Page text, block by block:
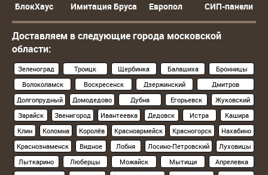
БлокХаус
Имитация Бруса Европол СИП-панели
Доставляем в следующие города московской
области:
Зеленоград Троицк Щербинка Балашиха
Бронницы
Волоколамск
Воскресенск Дзержинский
Дмитров
Долгопрудный
Домодедово Дубна Егорьевск
Жуковский
Зарайск
Звенигород Ивантеевка Дедовск Истра
Кашира
Клин
Коломна Королёв Красноармейск Красногорск
Нахабино
Краснознаменск
Видное Лобня Лосино-Петровский
Луховицы
Лыткарино
Люберцы Можайск Мытищи
Апрелевка